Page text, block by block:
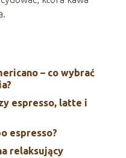
– co wybrać
espresso, latte i
espresso?
relaksujący